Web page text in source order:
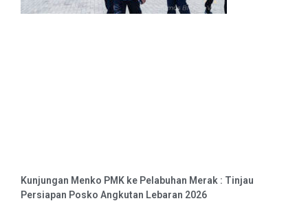
Kunjungan Menko PMK ke Pelabuhan Merak : Tinjau
Persiapan Posko Angkutan Lebaran 2026